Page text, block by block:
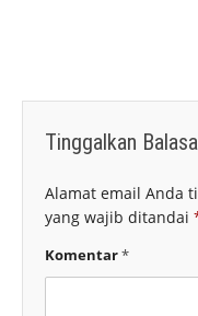
Tinggalkan
Alamat email Anda
yang wajib ditandai
Komentar*